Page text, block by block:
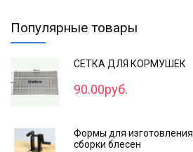
Популярные товары
СЕТКА ДЛЯ КОРМУШЕК
90.00руб.
Формы для
сборки блесен